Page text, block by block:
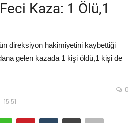
Kaza: 1 Ölü,1
direksiyon hakimiyetini kaybettiği
gelen kazada 1 kişi öldü,1 kişi de
15:51
0